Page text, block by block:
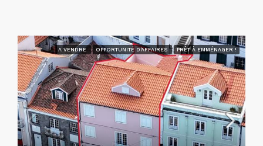
A VENDRE OPPORTUNITÉ D'AFFAIRES PRÊT À EMMÉNAGER !